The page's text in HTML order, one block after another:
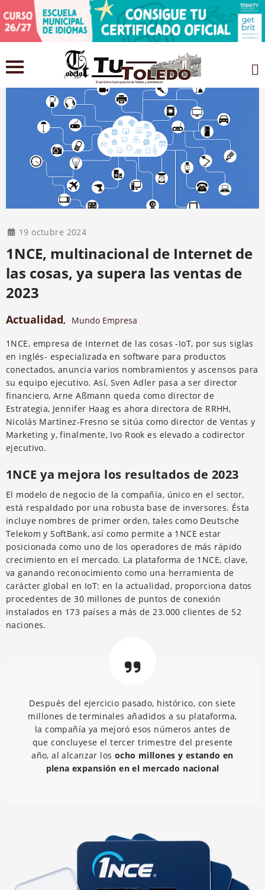
19 octubre 2024
1NCE, multinacional de Internet de
las cosas, ya supera las ventas de
2023
Actualidad, Mundo Empresa
1NCE, empresa de Internet de las cosas -IoT, por sus siglas
en inglés- especializada en software para productos
conectados, anuncia varios nombramientos y ascensos para
su equipo ejecutivo. Así, Sven Adler pasa a ser director
financiero, Arne Aßmann queda como director de
Estrategia, Jennifer Haag es ahora directora de RRHH,
Nicolás Martínez-Fresno se sitúa como director de Ventas y
Marketing y, finalmente, Ivo Rook es elevado a codirector
ejecutivo.
1NCE ya mejora los resultados de 2023
El modelo de negocio de la compañía, único en el sector,
está respaldado por una robusta base de inversores. Ésta
incluye nombres de primer orden, tales como Deutsche
Telekom y SoftBank, así como permite a 1NCE estar
posicionada como uno de los operadores de más rápido
crecimiento en el mercado. La plataforma de 1NCE, clave,
va ganando reconocimiento como una herramienta de
carácter global en IoT: en la actualidad, proporciona datos
procedentes de 30 millones de puntos de conexión
instalados en 173 países a más de 23.000 clientes de 52
naciones.
Después del ejercicio pasado, histórico, con siete
millones de terminales añadidos a su plataforma,
la compañía ya mejoró esos números antes de
que concluyese el tercer trimestre del presente
año, al alcanzar los ocho millones y estando en
plena expansión en el mercado nacional